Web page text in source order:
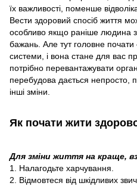
їх важливості, поменше
Вести здоровий спосіб життя
особливо якщо раніше людина
бажань. Але тут головне
системи, і вона стане для вас
потрібно перевантажувати
перебудова дається непросто,
інші зміни.
Як почати жити
Для зміни життя на краще,
1. Налагодьте харчування.
2. Відмовтеся від шкідливих